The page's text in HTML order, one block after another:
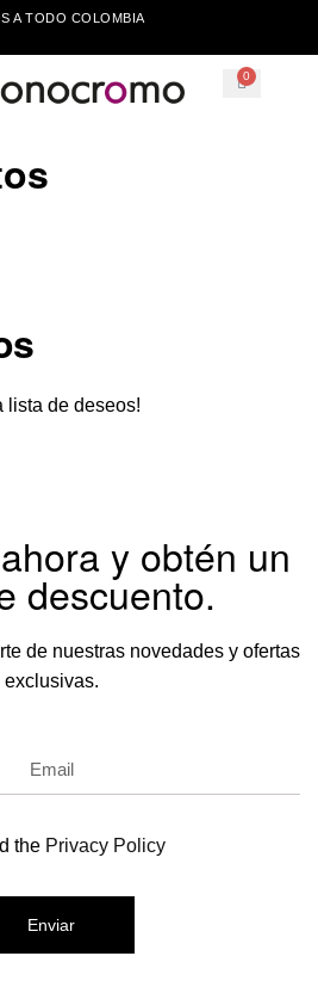
A TODO COLOMBIA
0
lista de deseos!
y obtén un
descuento.
de nuestras novedades y ofertas
exclusivas.
the Privacy Policy
Enviar